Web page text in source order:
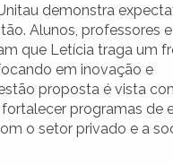
demonstra
Alunos, professores e
que Letícia traga um
em inovação e
proposta é vista
programas de
o setor privado e a